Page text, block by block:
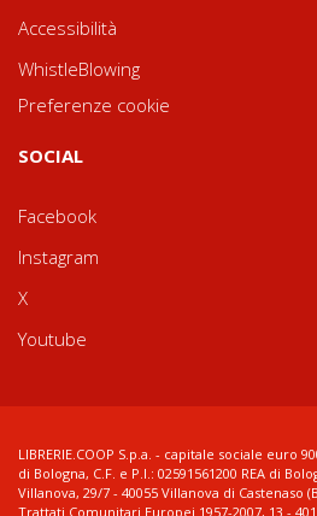
Accessibilità
WhistleBlowing
Preferenze cookie
SOCIAL
Facebook
Instagram
X
Youtube
LIBRERIE.COOP S.p.a. - capitale sociale euro
di Bologna, C.F. e P.I.: 02591561200 REA di
Villanova, 29/7 - 40055 Villanova di Castenaso
Trattati Comunitari Europei 1957-2007, 13 -